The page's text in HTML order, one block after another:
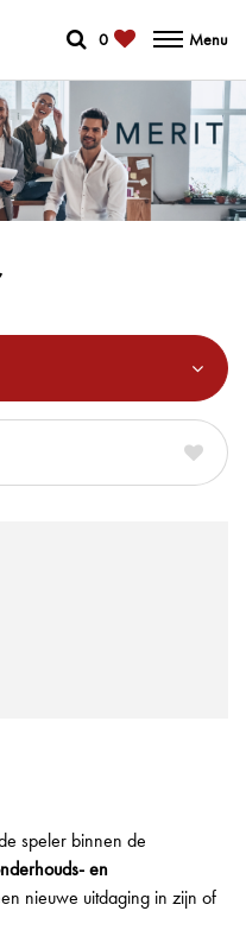
0 Menu
speler binnen de
en
nieuwe uitdaging in zijn of